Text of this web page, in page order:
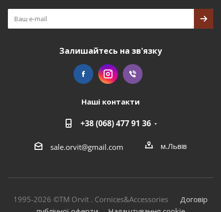
Залишайтесь на зв'язку
Наші контакти
+38 (068) 477 91 36
sale.orvit@gmail.com м.Львів
1995-2026 ©TM Orvit . Cornices&Accessories Договір